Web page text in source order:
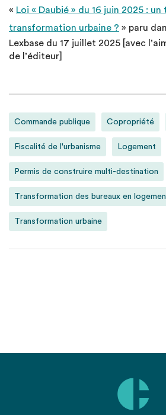
« Loi « Daubié » du 16 juin 2025 :
transformation urbaine ? » paru
Lexbase du 17 juillet 2025 [avec
de l’éditeur]
Commande publique Copropriété
Fiscalité de l'urbanisme Logement
Permis de construire multi-destination
Transformation des bureaux en
Transformation urbaine